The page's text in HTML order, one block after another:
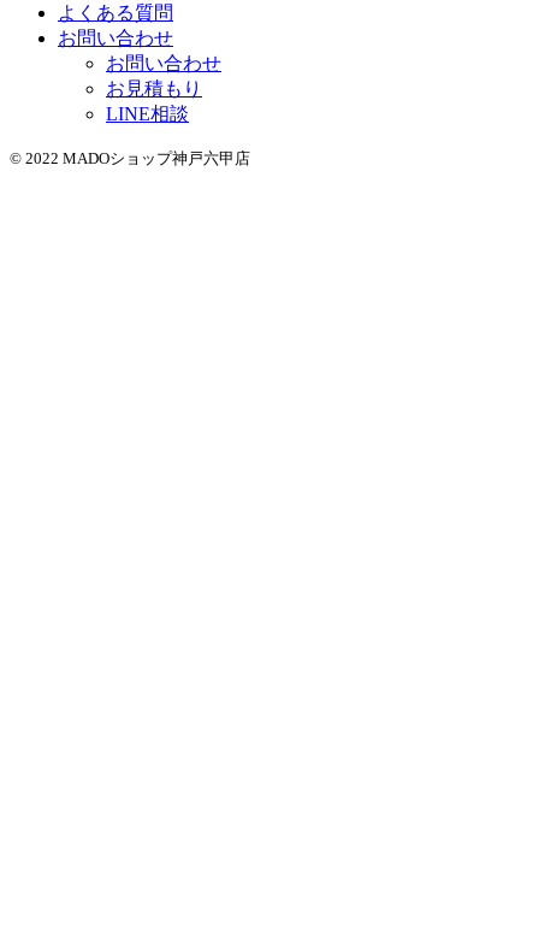
よくある質問
お問い合わせ
お問い合わせ
お見積もり
LINE相談
© 2022 MADOショップ神戸六甲店